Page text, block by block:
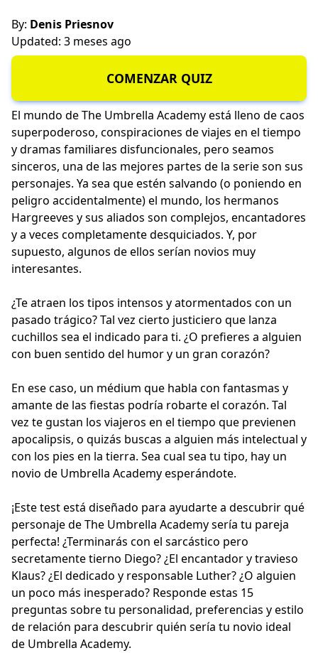
By: Denis Priesnov
Updated: 3 meses ago
COMENZAR QUIZ
El mundo de The Umbrella Academy está lleno de caos
superpoderoso, conspiraciones de viajes en el tiempo
y dramas familiares disfuncionales, pero seamos
sinceros, una de las mejores partes de la serie son sus
personajes. Ya sea que estén salvando (o poniendo en
peligro accidentalmente) el mundo, los hermanos
Hargreeves y sus aliados son complejos, encantadores
y a veces completamente desquiciados. Y, por
supuesto, algunos de ellos serían novios muy
interesantes.
¿Te atraen los tipos intensos y atormentados con un
pasado trágico? Tal vez cierto justiciero que lanza
cuchillos sea el indicado para ti. ¿O prefieres a alguien
con buen sentido del humor y un gran corazón?
En ese caso, un médium que habla con fantasmas y
amante de las fiestas podría robarte el corazón. Tal
vez te gustan los viajeros en el tiempo que previenen
apocalipsis, o quizás buscas a alguien más intelectual y
con los pies en la tierra. Sea cual sea tu tipo, hay un
novio de Umbrella Academy esperándote.
¡Este test está diseñado para ayudarte a descubrir qué
personaje de The Umbrella Academy sería tu pareja
perfecta! ¿Terminarás con el sarcástico pero
secretamente tierno Diego? ¿El encantador y travieso
Klaus? ¿El dedicado y responsable Luther? ¿O alguien
un poco más inesperado? Responde estas 15
preguntas sobre tu personalidad, preferencias y estilo
de relación para descubrir quién sería tu novio ideal
de Umbrella Academy.